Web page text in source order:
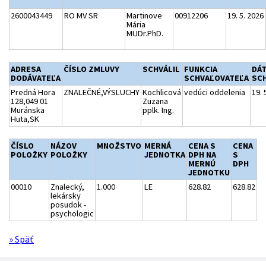
2600043449 RO MV SR
Martinove
Mária
MUDr.PhD.
00912206 19. 5. 2026
ADRESA
DODÁVATEĽA
ČÍSLO ZMLUVY SCHVÁLIL FUNKCIA
SCHVAĽOVATEĽA
Predná Hora
128,049 01
Muránska
Huta,SK
ZNALEČNÉ,VÝSLUCHY Kochlicová
Zuzana
pplk. Ing.
vedúci oddelenia 19.
ČÍSLO
POLOŽKY
NÁZOV
POLOŽKY
MNOŽSTVO MERNÁ
JEDNOTKA
CENA S
DPH NA
MERNÚ
JEDNOTKU
CENA
S
DPH
00010
Znalecký,
lekársky
posudok -
psychologic
1.000 LE 628.82 628.82
» Späť